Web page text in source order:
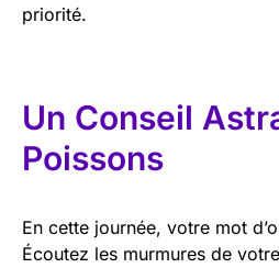
priorité.
Un Conseil
Poissons
En cette journée, votre mot
Écoutez les murmures de